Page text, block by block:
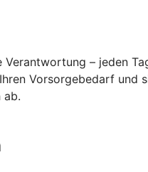
– jeden
Vorsorgebedarf
ab.